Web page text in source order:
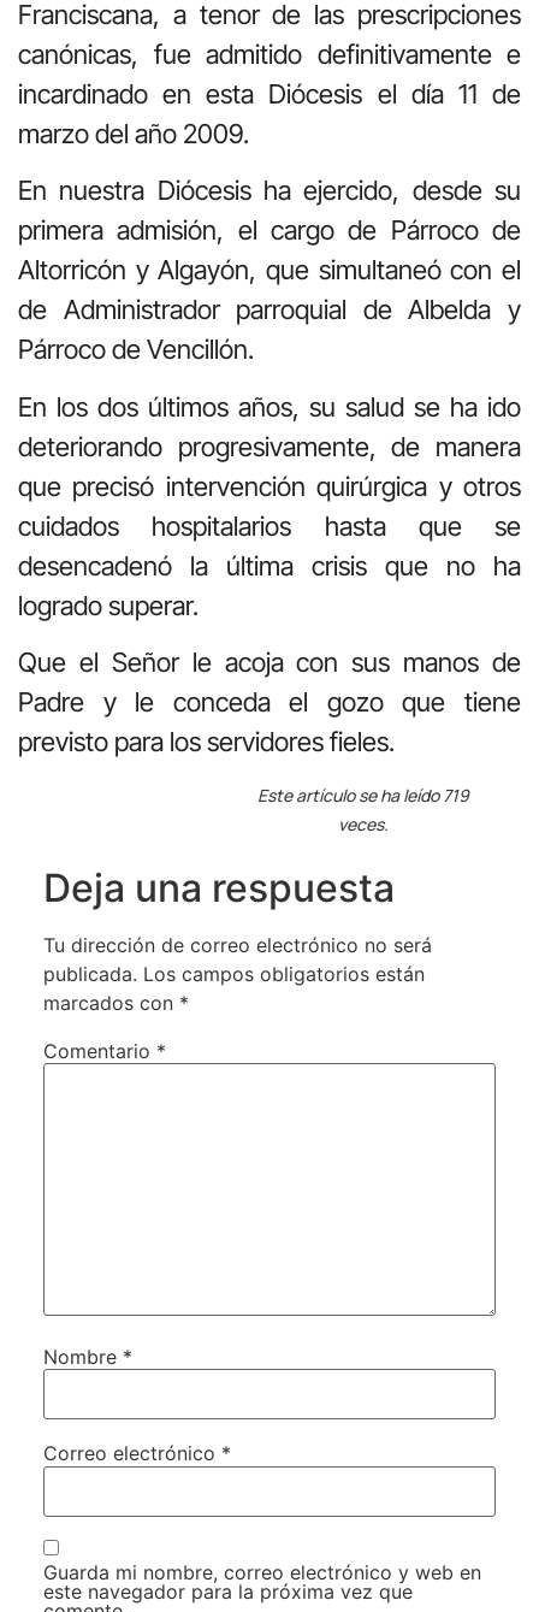
Franciscana, a tenor de las prescripciones
canónicas, fue admitido definitivamente e
incardinado en esta Diócesis el día 11 de
marzo del año 2009.
En nuestra Diócesis ha ejercido, desde su
primera admisión, el cargo de Párroco de
Altorricón y Algayón, que simultaneó con el
de Administrador parroquial de Albelda y
Párroco de Vencillón.
En los dos últimos años, su salud se ha ido
deteriorando progresivamente, de manera
que precisó intervención quirúrgica y otros
cuidados hospitalarios hasta que se
desencadenó la última crisis que no ha
logrado superar.
Que el Señor le acoja con sus manos de
Padre y le conceda el gozo que tiene
previsto para los servidores fieles.
Este artículo se ha leído 719
veces.
Deja una respuesta
Tu dirección de correo electrónico no será
publicada. Los campos obligatorios están
marcados con *
Comentario *
Nombre *
Correo electrónico *
Guarda mi nombre, correo electrónico y web en
este navegador para la próxima vez que